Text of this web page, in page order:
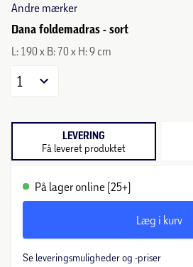
Andre mærker
Dana foldemadras - sort
L: 190 x B: 70 x H: 9 cm
1
LEVERING
Få leveret produktet
På lager online (25+)
Læg i kurv
Se leveringsmuligheder og -priser